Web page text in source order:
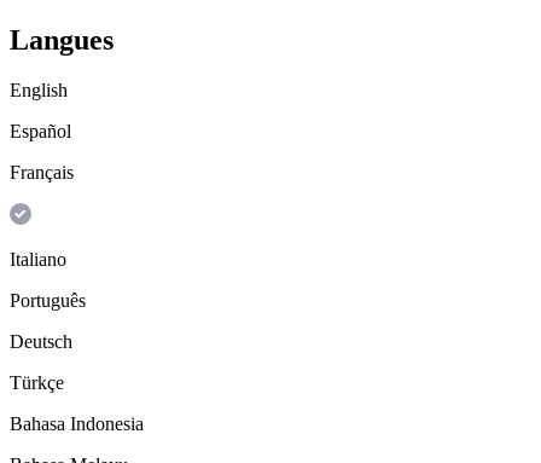
Langues
English
Español
Français
Italiano
Português
Deutsch
Türkçe
Bahasa Indonesia